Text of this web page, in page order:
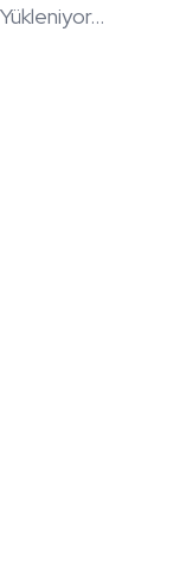
Yükleniyor...